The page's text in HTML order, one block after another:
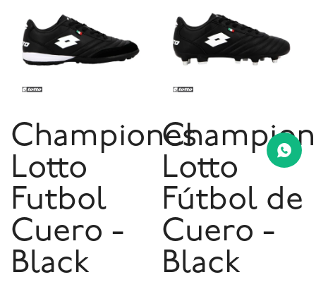
Championes
Lotto
Futbol
Cuero -
Black
Lotto
Fútbol de
Cuero -
Black